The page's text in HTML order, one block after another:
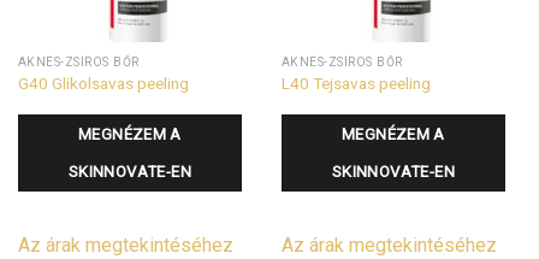
AKNÉS-ZSÍROS BŐR
G40 Glikolsavas peeling
MEGNÉZEM A
SKINNOVATE-EN
Az árak megtekintéséhez
AKNÉS-ZSÍROS BŐR
L40 Tejsavas peeling
MEGNÉZEM A
SKINNOVATE-EN
Az árak megtekintéséhez